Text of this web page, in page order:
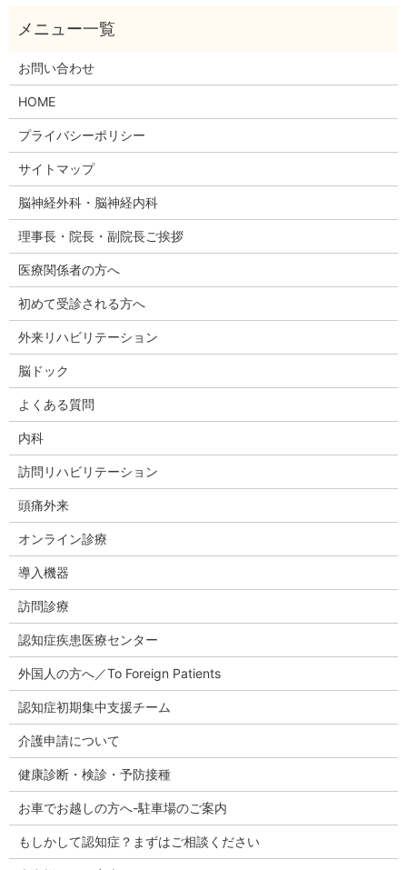
お問い合わせ
HOME
プライバシーポリシー
サイトマップ
脳神経外科・脳神経内科
理事長・院長・副院長ご挨拶
医療関係者の方へ
初めて受診される方へ
外来リハビリテーション
脳ドック
よくある質問
内科
訪問リハビリテーション
頭痛外来
オンライン診療
導入機器
訪問診療
認知症疾患医療センター
外国人の方へ／To Foreign Patients
認知症初期集中支援チーム
介護申請について
健康診断・検診・予防接種
お車でお越しの方へ-駐車場のご案内
もしかして認知症？まずはご相談ください